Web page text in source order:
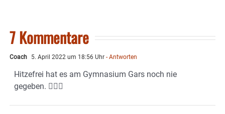
7 Kommentare
Coach 5. April 2022 um 18:56 Uhr - Antworten
Hitzefrei hat es am Gymnasium Gars noch nie
gegeben. 🤷🏼‍♂️